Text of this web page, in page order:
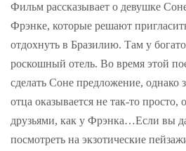
Фильм рассказывает о девушке
Фрэнке, которые решают
отдохнуть в Бразилию. Там у
роскошный отель. Во время этой
сделать Соне предложение, однако
отца оказывается не так-то просто,
друзьями, как у Фрэнка…Если вы
посмотреть на экзотические